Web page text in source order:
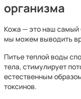
организма
Кожа — это наш самый
мы можем выводить
Питье теплой воды
тела, стимулирует
естественным
токсинов.